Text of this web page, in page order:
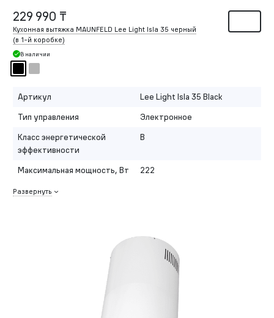
229 990 ₸
Кухонная вытяжка MAUNFELD Lee Light Isla 35 черный
(в 1-й коробке)
В наличии
Артикул
Lee Light Isla 35 Black
Тип управления
Электронное
Класс энергетической
эффективности
B
Максимальная мощность, Вт 222
Развернуть